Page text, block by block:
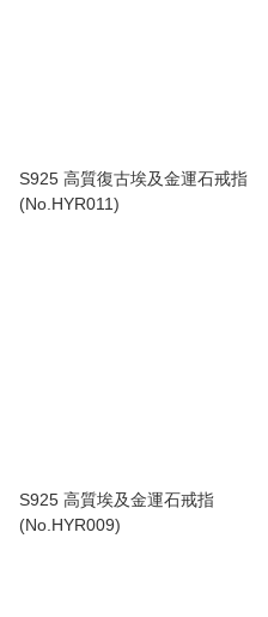
S925 高質復古埃及金運石戒指
(No.HYR011)
S925 高質埃及金運石戒指
(No.HYR009)